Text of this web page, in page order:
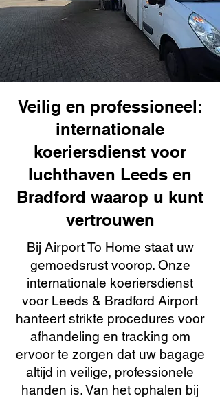
Veilig en professioneel:
internationale
koeriersdienst voor
luchthaven Leeds en
Bradford waarop u kunt
vertrouwen
Bij Airport To Home staat uw
gemoedsrust voorop. Onze
internationale koeriersdienst
voor Leeds & Bradford Airport
hanteert strikte procedures voor
afhandeling en tracking om
ervoor te zorgen dat uw bagage
altijd in veilige, professionele
handen is. Van het ophalen bij